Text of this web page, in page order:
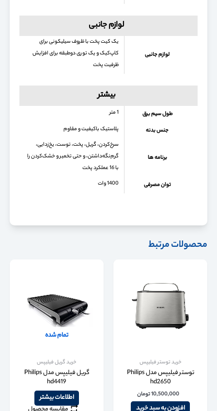
لوازم جانبی
لوازم جانبی
یک کیت پخت با ظروف سیلیکونی برای
کاپ‌کیک و یک توری دوطبقه برای افزایش
ظرفیت پخت
بیشتر
طول سیم برق 1 متر
جنس بدنه پلاستیک باکیفیت و مقاوم
برنامه ها
سرخ‌کردن، گریل، پخت، توست، یخ‌زدایی،
گرم‌نگه‌داشتن، و حتی تخمیر و خشک‌کردن را
با 16 عملکرد پخت
توان مصرفی
1400 وات
محصولات مرتبط
خرید توستر فیلیپس
توستر فیلیپس مدل Philips
hd2650
10,500,000تومان
افزودن به سبد خرید
تمام شده
خرید گریل فیلیپس
گریل فیلیپس مدل Philips
hd4419
اطلاعات بیشتر